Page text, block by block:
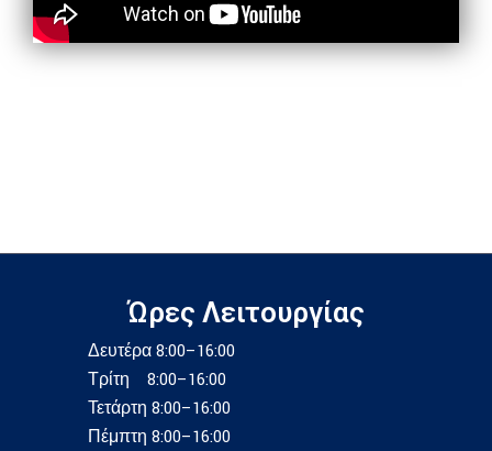
Ώρες Λειτουργίας
Δευτέρα 8:00–16:00
Τρίτη 8:00–16:00
Τετάρτη 8:00–16:00
Πέμπτη 8:00–16:00